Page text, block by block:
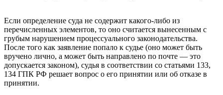
Если определение суда не содержит какого-либо из
перечисленных элементов, то оно считается вынесенным с
грубым нарушением процессуального законодательства.
После того как заявление попало к судье (оно может быть
вручено лично, а может быть направлено по почте — это
допускается законом), судья в соответствии со статьями 133,
134 ГПК РФ решает вопрос о его принятии или об отказе в
принятии.